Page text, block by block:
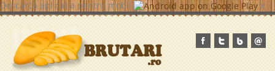
Descarca aplicatia pentru mobil x